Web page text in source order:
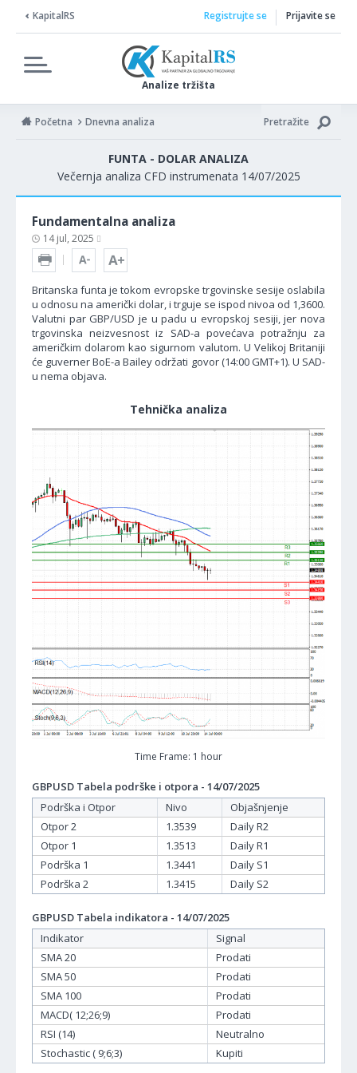
KapitalRS
Analize tržišta
Registrujte se Prijavite se
Početna Dnevna analiza Pretražite
FUNTA - DOLAR ANALIZA
Večernja analiza CFD instrumenata 14/07/2025
Fundamentalna analiza
14 jul, 2025
Britanska funta je tokom evropske trgovinske sesije oslabila
u odnosu na američki dolar, i trguje se ispod nivoa od 1,3600.
Valutni par GBP/USD je u padu u evropskoj sesiji, jer nova
trgovinska neizvesnost iz SAD-a povećava potražnju za
američkim dolarom kao sigurnom valutom. U Velikoj Britaniji
će guverner BoE-a Bailey održati govor (14:00 GMT+1). U SAD-
u nema objava.
Tehnička analiza
Time Frame: 1 hour
GBPUSD Tabela podrške i otpora - 14/07/2025
Podrška i Otpor
Nivo
Objašnjenje
Otpor 2
1.3539
Daily R2
Otpor 1
1.3513
Daily R1
Podrška 1
1.3441
Daily S1
Podrška 2
1.3415 Daily S2
GBPUSD Tabela indikatora - 14/07/2025
Indikator
Signal
SMA 20
Prodati
SMA 50
Prodati
SMA 100
Prodati
MACD( 12;26;9)
Prodati
RSI (14)
Neutralno
Stochastic ( 9;6;3)
Kupiti